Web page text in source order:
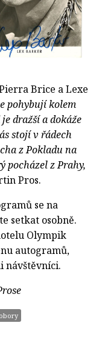
Brice a Lexe
pohybují kolem
dražší a dokáže
stojí v řádech
z Pokladu na
pocházel z Prahy,
Pros.
se na
setkat osobně.
Olympik
autogramů,
návštěvníci.